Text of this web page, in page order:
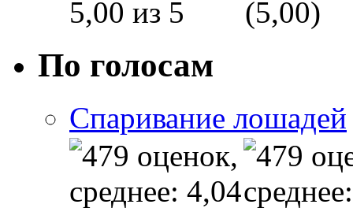
(5,00)
По голосам
Спаривание лошадей